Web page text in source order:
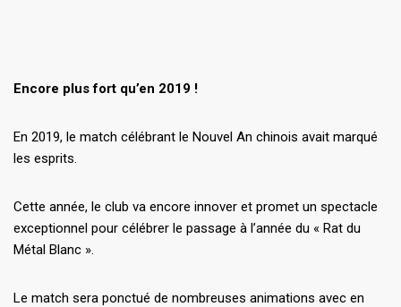
Encore plus fort qu’en 2019 !
En 2019, le match célébrant le Nouvel An chinois avait marqué
les esprits.
Cette année, le club va encore innover et promet un spectacle
exceptionnel pour célébrer le passage à l’année du « Rat du
Métal Blanc ».
Le match sera ponctué de nombreuses animations avec en